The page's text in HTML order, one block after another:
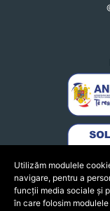
Utilizăm modulele
navigare, pentru a
funcții media sociale și
în care folosim